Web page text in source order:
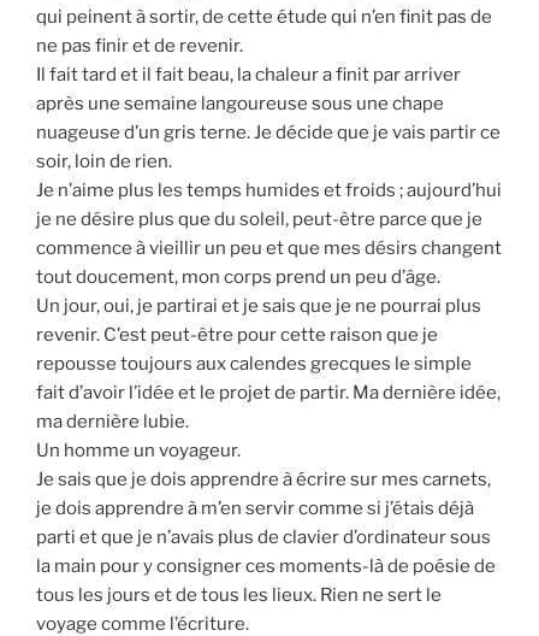
qui peinent à sortir, de cette étude qui n’en finit pas de
ne pas finir et de revenir.
Il fait tard et il fait beau, la chaleur a finit par arriver
après une semaine langoureuse sous une chape
nuageuse d’un gris terne. Je décide que je vais partir ce
soir, loin de rien.
Je n’aime plus les temps humides et froids ; aujourd’hui
je ne désire plus que du soleil, peut-être parce que je
commence à vieillir un peu et que mes désirs changent
tout doucement, mon corps prend un peu d’âge.
Un jour, oui, je partirai et je sais que je ne pourrai plus
revenir. C’est peut-être pour cette raison que je
repousse toujours aux calendes grecques le simple
fait d’avoir l’idée et le projet de partir. Ma dernière idée,
ma dernière lubie.
Un homme un voyageur.
Je sais que je dois apprendre à écrire sur mes carnets,
je dois apprendre à m’en servir comme si j’étais déjà
parti et que je n’avais plus de clavier d’ordinateur sous
la main pour y consigner ces moments-là de poésie de
tous les jours et de tous les lieux. Rien ne sert le
voyage comme l’écriture.